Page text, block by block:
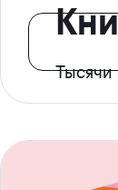
Тысячи
с